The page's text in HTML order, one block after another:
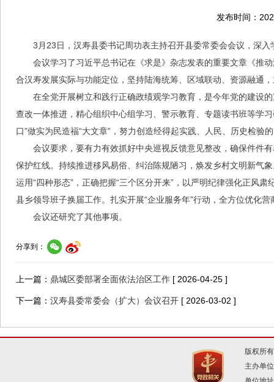
发布时间：
3月23日，汉寿县委书记周功表主持召开县委常委会会议，深
会议学习了习近平总书记在《求是》杂志发表的重要文章《推
合汉寿发展实际与功能定位，坚持陆海统筹、区域联动、资源融通
在全党开展树立和践行正确政绩观学习教育，是今年党的建设
查改一体推进，精心组织中心组学习、警示教育、专题读书班等学
口”做实为民造福“大文章”，努力创造经得起实践、人民、历史检
会议要求，要有力有效抓好中央巡视反馈意见整改，确保件件
保护红线。持续推进移风易俗、纠治陈规陋习，焕发乡村文明新气
运用“四种形态”，正确把握“三个区分开来”，以严明纪律强化正风
县乡领导班子换届工作。扎实开展“企业服务年”行动，全方位优化
会议还研究了其他事项。
分享到：
上一篇： 鼎城区委部署全面依法治区工作 [ 2026-04-25 ]
下一篇： 汉寿县委常委会（扩大）会议召开 [ 2026-03-02 ]
版权所
主办单